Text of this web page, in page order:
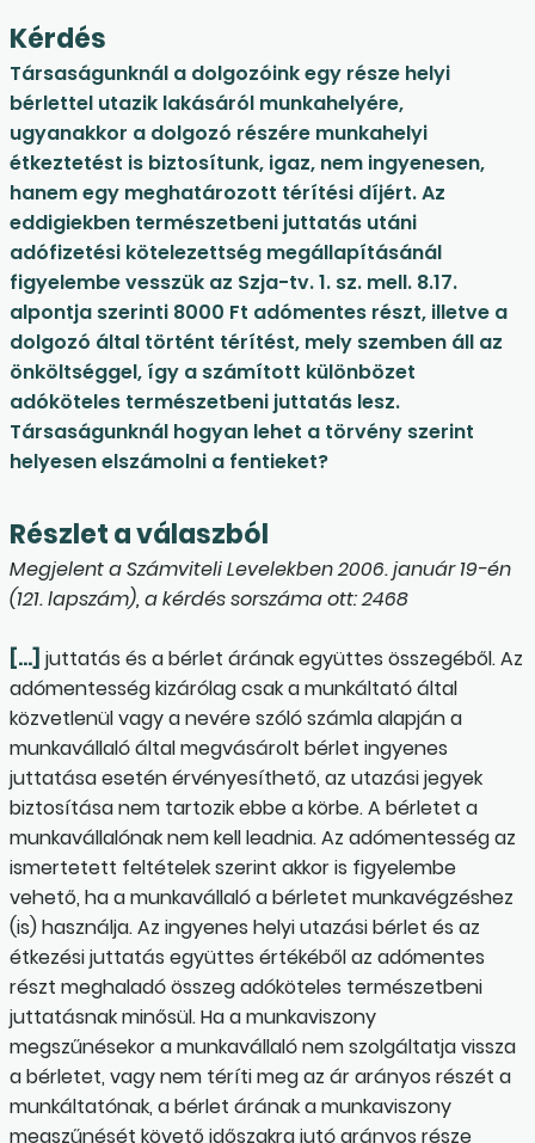
Kérdés
Társaságunknál a dolgozóink egy része helyi
bérlettel utazik lakásáról munkahelyére,
ugyanakkor a dolgozó részére munkahelyi
étkeztetést is biztosítunk, igaz, nem ingyenesen,
hanem egy meghatározott térítési díjért. Az
eddigiekben természetbeni juttatás utáni
adófizetési kötelezettség megállapításánál
figyelembe vesszük az Szja-tv. 1. sz. mell. 8.17.
alpontja szerinti 8000 Ft adómentes részt, illetve a
dolgozó által történt térítést, mely szemben áll az
önköltséggel, így a számított különbözet
adóköteles természetbeni juttatás lesz.
Társaságunknál hogyan lehet a törvény szerint
helyesen elszámolni a fentieket?
Részlet a válaszból
Megjelent a Számviteli Levelekben 2006. január 19-én
(121. lapszám), a kérdés sorszáma ott: 2468
[…] juttatás és a bérlet árának együttes összegéből. Az
adómentesség kizárólag csak a munkáltató által
közvetlenül vagy a nevére szóló számla alapján a
munkavállaló által megvásárolt bérlet ingyenes
juttatása esetén érvényesíthető, az utazási jegyek
biztosítása nem tartozik ebbe a körbe. A bérletet a
munkavállalónak nem kell leadnia. Az adómentesség az
ismertetett feltételek szerint akkor is figyelembe
vehető, ha a munkavállaló a bérletet munkavégzéshez
(is) használja. Az ingyenes helyi utazási bérlet és az
étkezési juttatás együttes értékéből az adómentes
részt meghaladó összeg adóköteles természetbeni
juttatásnak minősül. Ha a munkaviszony
megszűnésekor a munkavállaló nem szolgáltatja vissza
a bérletet, vagy nem téríti meg az ár arányos részét a
munkáltatónak, a bérlet árának a munkaviszony
megszűnését követő időszakra jutó arányos része